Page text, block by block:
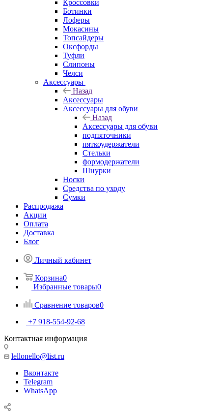
Кроссовки
Ботинки
Лоферы
Мокасины
Топсайдеры
Оксфорды
Туфли
Слипоны
Челси
Аксессуары
Назад
Аксессуары
Аксессуары для обуви
Назад
Аксессуары для обуви
подпяточники
пяткоудержатели
Стельки
формодержатели
Шнурки
Носки
Средства по уходу
Сумки
Распродажа
Акции
Оплата
Доставка
Блог
Личный кабинет
Корзина0
Избранные товары0
Сравнение товаров0
+7 918-554-92-68
Контактная информация
lellonello@list.ru
Вконтакте
Telegram
WhatsApp